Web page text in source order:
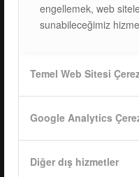
engellemek, web
sunabileceğimiz
Temel Web Sitesi
Google Analytics
Diğer dış hizmetler
Tel: +90 262 244 4309
info@isotec.com.tr
ISOTEC
Goethestraße 4-8,
60313 Frankfurt am Main
Tel.: +
49 069 2474 5529 0